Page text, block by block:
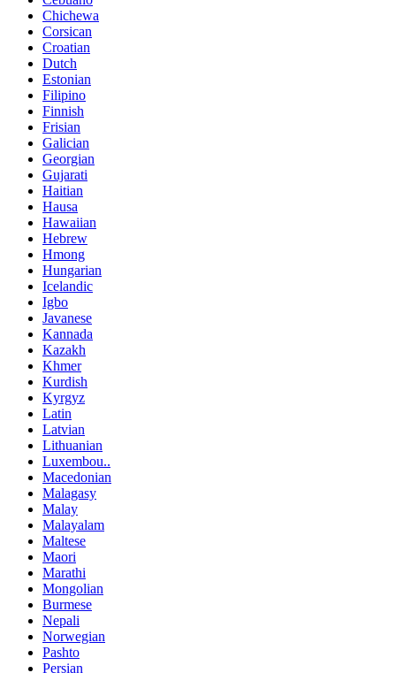
Chichewa
Corsican
Croatian
Dutch
Estonian
Filipino
Finnish
Frisian
Galician
Georgian
Gujarati
Haitian
Hausa
Hawaiian
Hebrew
Hmong
Hungarian
Icelandic
Igbo
Javanese
Kannada
Kazakh
Khmer
Kurdish
Kyrgyz
Latin
Latvian
Lithuanian
Luxembou..
Macedonian
Malagasy
Malay
Malayalam
Maltese
Maori
Marathi
Mongolian
Burmese
Nepali
Norwegian
Pashto
Persian